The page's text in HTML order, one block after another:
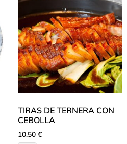
TIRAS DE TERNERA CON
CEBOLLA
10,50 €